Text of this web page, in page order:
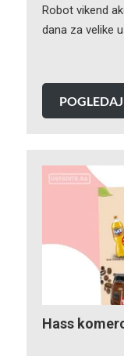
Robot vikend
dana za velike
POGLEDAJ
Hass